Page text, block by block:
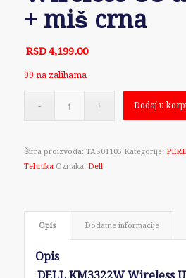
+ miš crna
RSD4,199.00
99 na zalihama
Dodaj u
Šifra proizvoda: TAS01105 Kategorije:
Tehnika Oznaka: Dell
Opis Dodatne informacije
Opis
DELL KM3322W Wireless